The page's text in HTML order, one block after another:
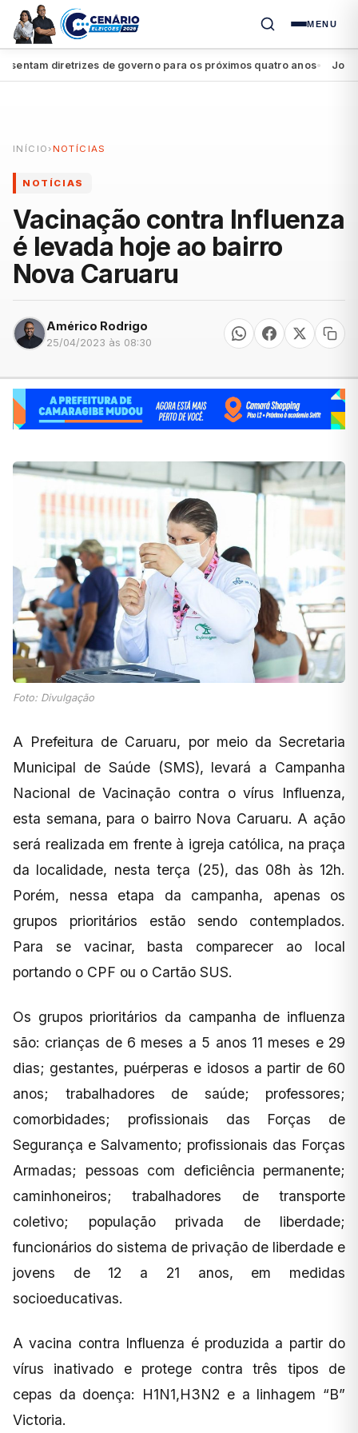
MENU
diretrizes de governo para os próximos quatro anos● João
INÍCIO › NOTÍCIAS
NOTÍCIAS
Vacinação contra Influenza
é levada hoje ao bairro
Nova Caruaru
Américo Rodrigo
25/04/2023 às 08:30
Foto: Divulgação
A Prefeitura de Caruaru, por meio da Secretaria
Municipal de Saúde (SMS), levará a Campanha
Nacional de Vacinação contra o vírus Influenza,
esta semana, para o bairro Nova Caruaru. A ação
será realizada em frente à igreja católica, na praça
da localidade, nesta terça (25), das 08h às 12h.
Porém, nessa etapa da campanha, apenas os
grupos prioritários estão sendo contemplados.
Para se vacinar, basta comparecer ao local
portando o CPF ou o Cartão SUS.
Os grupos prioritários da campanha de influenza
são: crianças de 6 meses a 5 anos 11 meses e 29
dias; gestantes, puérperas e idosos a partir de 60
anos; trabalhadores de saúde; professores;
comorbidades; profissionais das Forças de
Segurança e Salvamento; profissionais das Forças
Armadas; pessoas com deficiência permanente;
caminhoneiros; trabalhadores de transporte
coletivo; população privada de liberdade;
funcionários do sistema de privação de liberdade e
jovens de 12 a 21 anos, em medidas
socioeducativas.
A vacina contra Influenza é produzida a partir do
vírus inativado e protege contra três tipos de
cepas da doença: H1N1,H3N2 e a linhagem “B”
Victoria.